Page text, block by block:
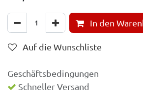
In den
Auf die Wunschliste
Geschäftsbedingungen
Schneller Versand